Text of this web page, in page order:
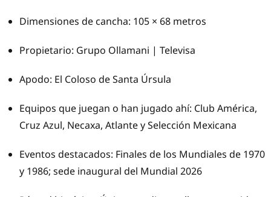
Dimensiones de cancha: 105 × 68 metros
Propietario: Grupo Ollamani | Televisa
Apodo: El Coloso de Santa Úrsula
Equipos que juegan o han jugado ahí: Club América,
Cruz Azul, Necaxa, Atlante y Selección Mexicana
Eventos destacados: Finales de los Mundiales de 1970
y 1986; sede inaugural del Mundial 2026